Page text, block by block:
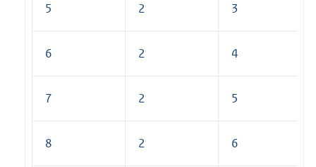
5 2 3
6 2 4
7 2 5
8 2 6